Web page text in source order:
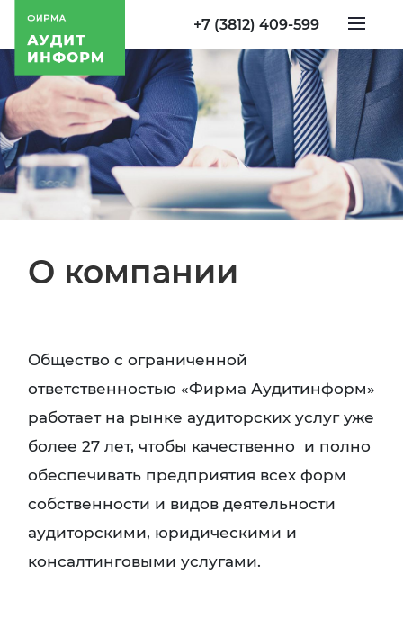
+7 (3812) 409-599
О компании
Общество с ограниченной
ответственностью «Фирма Аудитинформ»
работает на рынке аудиторских услуг уже
более 27 лет, чтобы качественно и полно
обеспечивать предприятия всех форм
собственности и видов деятельности
аудиторскими, юридическими и
консалтинговыми услугами.